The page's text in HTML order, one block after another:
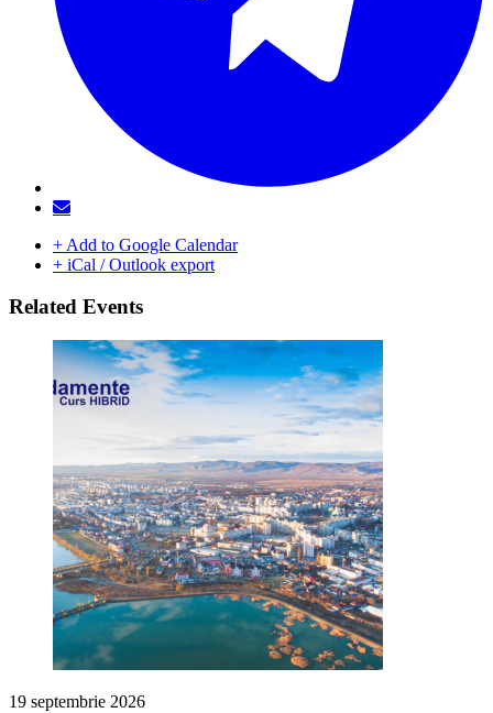
+ Add to Google Calendar
+ iCal / Outlook export
Related Events
19 septembrie 2026